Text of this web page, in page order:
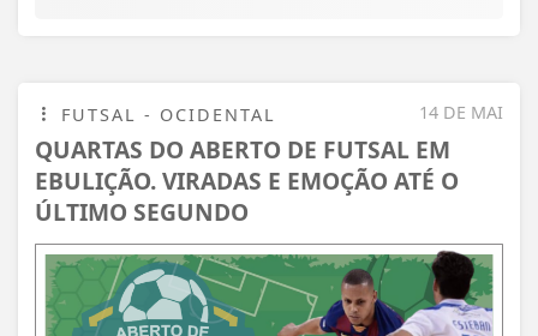
14 DE MAI
FUTSAL - OCIDENTAL
QUARTAS DO ABERTO DE FUTSAL EM
EBULIÇÃO. VIRADAS E EMOÇÃO ATÉ O
ÚLTIMO SEGUNDO